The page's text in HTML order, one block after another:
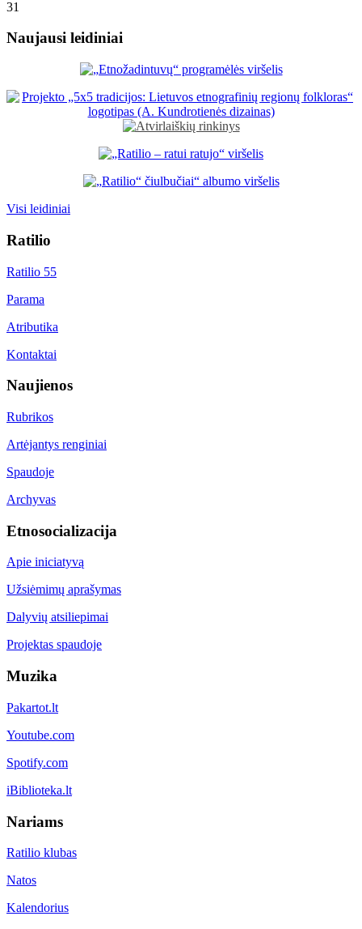
31
Naujausi leidiniai
Visi leidiniai
Ratilio
Ratilio 55
Parama
Atributika
Kontaktai
Naujienos
Rubrikos
Artėjantys renginiai
Spaudoje
Archyvas
Etnosocializacija
Apie iniciatyvą
Užsiėmimų aprašymas
Dalyvių atsiliepimai
Projektas spaudoje
Muzika
Pakartot.lt
Youtube.com
Spotify.com
iBiblioteka.lt
Nariams
Ratilio klubas
Natos
Kalendorius